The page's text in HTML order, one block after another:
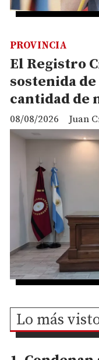
El Registro
sostenida de
cantidad de
Juan
PROVINCIA
08/08/2026
Lo más